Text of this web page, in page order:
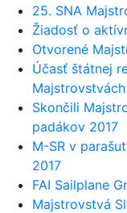
25. SNA
Žiadosť o
Otvorené
Účasť štátnej
Skončili
padákov 2017
M-SR v
2017
FAI Sailplane
Majstrovstvá